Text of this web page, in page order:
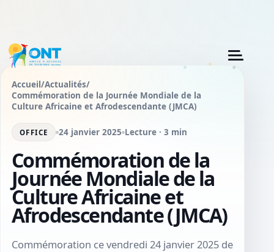
Accueil/Actualités/
Commémoration de la Journée Mondiale de la
Culture Africaine et Afrodescendante (JMCA)
OFFICE 24 janvier 2025 Lecture · 3 min
Commémoration de la
Journée Mondiale de la
Culture Africaine et
Afrodescendante (JMCA)
Commémoration ce vendredi 24 janvier 2025 de